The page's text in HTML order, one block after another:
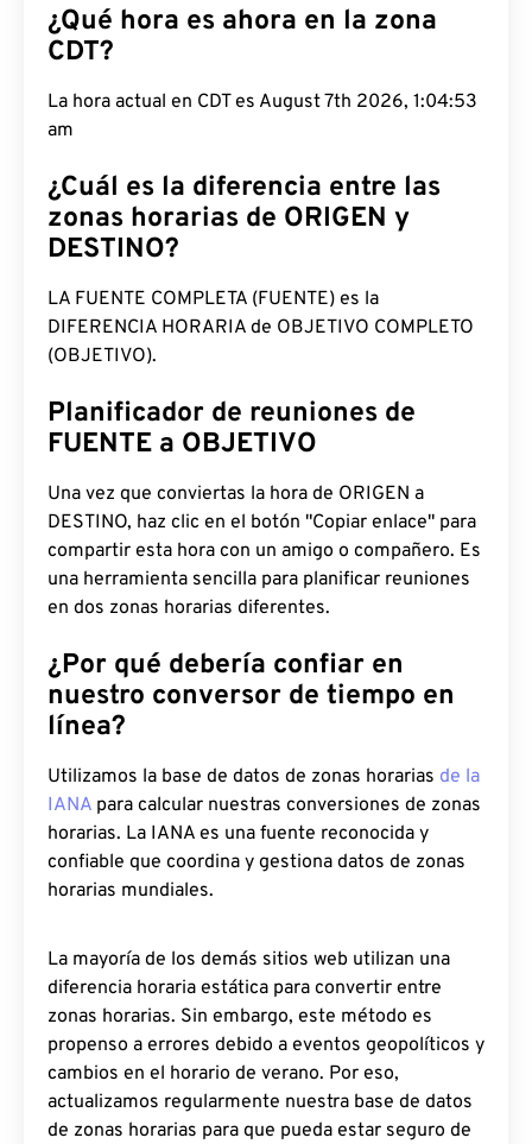
¿Qué hora es ahora en la zona
CDT?
La hora actual en CDT es August 7th 2026, 1:04:54
am
¿Cuál es la diferencia entre las
zonas horarias de ORIGEN y
DESTINO?
LA FUENTE COMPLETA (FUENTE) es la
DIFERENCIA HORARIA de OBJETIVO COMPLETO
(OBJETIVO).
Planificador de reuniones de
FUENTE a OBJETIVO
Una vez que conviertas la hora de ORIGEN a
DESTINO, haz clic en el botón "Copiar enlace" para
compartir esta hora con un amigo o compañero. Es
una herramienta sencilla para planificar reuniones
en dos zonas horarias diferentes.
¿Por qué debería confiar en
nuestro conversor de tiempo en
línea?
Utilizamos la base de datos de zonas horarias de la
IANA para calcular nuestras conversiones de zonas
horarias. La IANA es una fuente reconocida y
confiable que coordina y gestiona datos de zonas
horarias mundiales.
La mayoría de los demás sitios web utilizan una
diferencia horaria estática para convertir entre
zonas horarias. Sin embargo, este método es
propenso a errores debido a eventos geopolíticos y
cambios en el horario de verano. Por eso,
actualizamos regularmente nuestra base de datos
de zonas horarias para que pueda estar seguro de